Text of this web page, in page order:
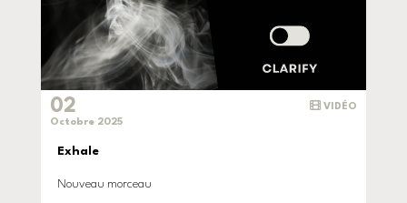
VIDÉO
02
Octobre 2025
Exhale
Nouveau morceau